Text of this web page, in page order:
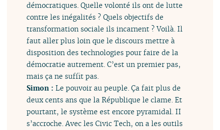
démocratiques. Quelle volonté ils ont de lutte
contre les inégalités ? Quels objectifs de
transformation sociale ils incarnent ? Voilà. Il
faut aller plus loin que le discours mettre à
disposition des technologies pour faire de la
démocratie autrement. C’est un premier pas,
mais ça ne suffit pas.
Simon :Le pouvoir au peuple. Ça fait plus de
deux cents ans que la République le clame. Et
pourtant, le système est encore pyramidal. II
s’accroche. Avec les Civic Tech, on a les outils